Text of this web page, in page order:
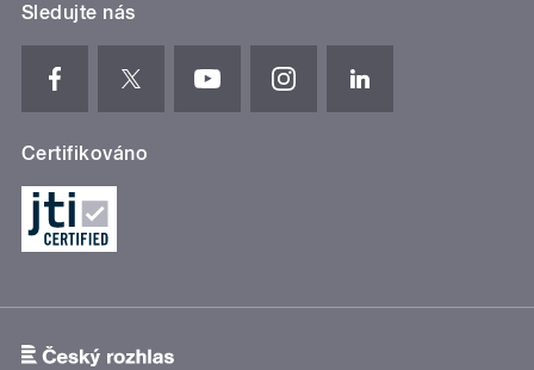
Sledujte nás
Certifikováno